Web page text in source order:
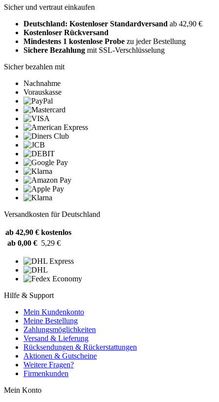
Sicher und vertraut einkaufen
Deutschland: Kostenloser Standardversand ab 42,90 €
Kostenloser Rückversand
Mindestens 1 kostenlose Probe zu jeder Bestellung
Sichere Bezahlung mit SSL-Verschlüsselung
Sicher bezahlen mit
Nachnahme
Vorauskasse
Versandkosten für Deutschland
ab 42,90 € kostenlos
ab 0,00 € 5,29 €
Hilfe & Support
Mein Kundenkonto
Meine Bestellung
Zahlungsmöglichkeiten
Versand & Lieferung
Rücksendungen & Rückerstattungen
Aktionen & Gutscheine
Weitere Fragen?
Firmenkunden
Mein Konto